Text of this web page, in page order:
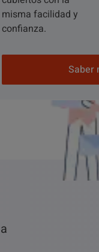
misma facilidad y
confianza.
Saber